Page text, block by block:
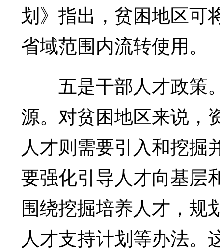
划》指出，贫困地区可
省域范围内流转使用。
五是干部人才政策
源。对贫困地区来说，
人才则需要引入和挖掘
要强化引导人才向基层
围绕挖掘培养人才，规
人才支持计划等办法。